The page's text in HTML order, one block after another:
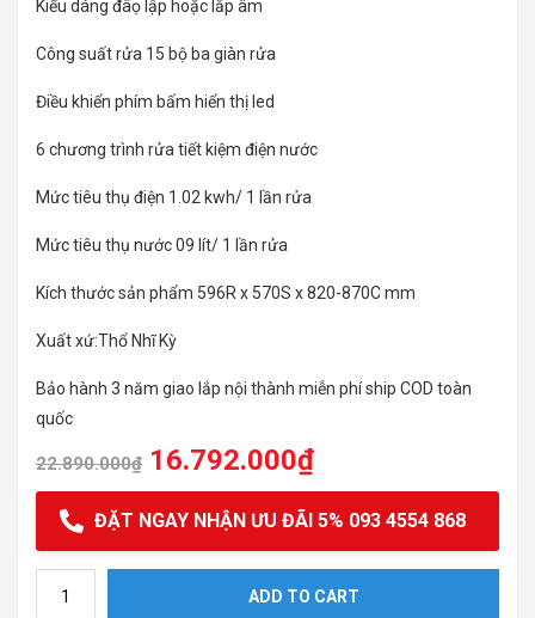
Kiểu dáng đâọ lập hoặc lắp âm
Công suất rửa 15 bộ ba giàn rửa
Điều khiển phím bấm hiển thị led
6 chương trình rửa tiết kiệm điện nước
Mức tiêu thụ điện 1.02 kwh/ 1 lần rửa
Mức tiêu thụ nước 09 lít/ 1 lần rửa
Kích thước sản phẩm 596R x 570S x 820-870C mm
Xuất xứ:Thổ Nhĩ Kỳ
Bảo hành 3 năm giao lắp nội thành miễn phí ship COD toàn
quốc
22.890.000₫ 16.792.000₫
ĐẶT NGAY NHẬN ƯU ĐÃI 5% 093 4554 868
ADD TO CART